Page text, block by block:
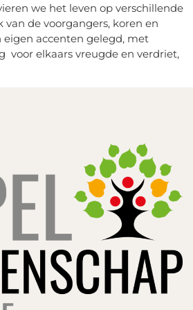
we het leven op verschillende
de voorgangers, koren en
accenten gelegd, met
voor elkaars vreugde en verdriet,